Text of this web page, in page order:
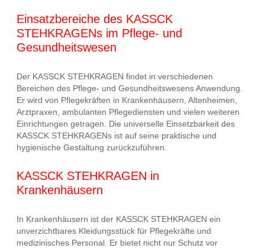
Einsatzbereiche des KASSCK
STEHKRAGENs im Pflege- und
Gesundheitswesen
Der KASSCK STEHKRAGEN findet in verschiedenen
Bereichen des Pflege- und Gesundheitswesens Anwendung.
Er wird von Pflegekräften in Krankenhäusern, Altenheimen,
Arztpraxen, ambulanten Pflegediensten und vielen weiteren
Einrichtungen getragen. Die universelle Einsetzbarkeit des
KASSCK STEHKRAGENs ist auf seine praktische und
hygienische Gestaltung zurückzuführen.
KASSCK STEHKRAGEN in
Krankenhäusern
In Krankenhäusern ist der KASSCK STEHKRAGEN ein
unverzichtbares Kleidungsstück für Pflegekräfte und
medizinisches Personal. Er bietet nicht nur Schutz vor